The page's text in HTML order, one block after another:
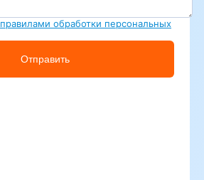
правилами обработки персональных
Отправить